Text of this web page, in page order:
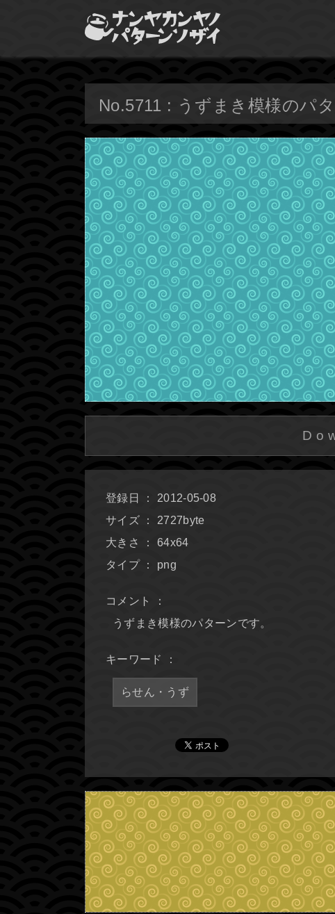
No.5711 : うずまき模様のパ
登録日 ： 2012-05-08
サイズ ： 2727byte
大きさ ： 64x64
タイプ ： png
コメント ：
うずまき模様のパターンです。
キーワード ：
らせん・うず